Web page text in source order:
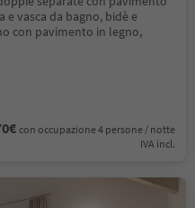
e vasca da bagno, bidè e
con pavimento in legno,
con occupazione 4 persone / notte
IVA incl.